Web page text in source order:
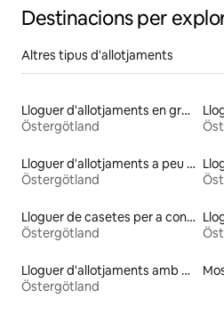
Destinacions per
Altres tipus d'allotjaments
Lloguer d'allotjaments en granges
Östergötland
Lloguer d'allotjaments a peu de platja
Östergötland
Lloguer de casetes per a convidats
Östergötland
Lloguer d'allotjaments amb sauna
Östergötland